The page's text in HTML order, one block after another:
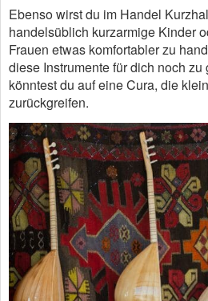
Ebenso wirst du im Handel
handelsüblich kurzarmige Kinder
Frauen etwas komfortabler zu
diese Instrumente für dich noch
könntest du auf eine Cura, die
zurückgreifen.